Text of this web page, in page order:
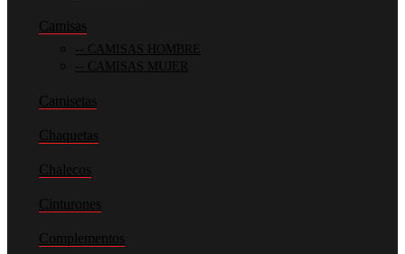
Camisas
CAMISAS HOMBRE
CAMISAS MUJER
Camisetas
Chaquetas
Chalecos
Cinturones
Complementos